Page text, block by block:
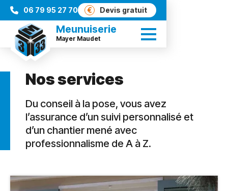
06 79 95 27 70 € Devis gratuit
Meunuiserie
Mayer Maudet
Nos services
Du conseil à la pose, vous avez
l’assurance d’un suivi personnalisé et
d’un chantier mené avec
professionnalisme de A à Z.